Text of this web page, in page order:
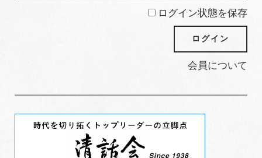
ログイン状態を保存
会員について